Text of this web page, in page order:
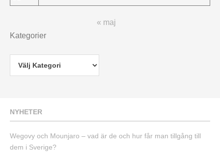
« maj
Kategorier
NYHETER
Wegovy och Mounjaro – vad är de och hur får man tillgång till
dem i Sverige?